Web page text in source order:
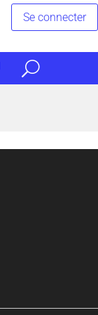
Se connecter